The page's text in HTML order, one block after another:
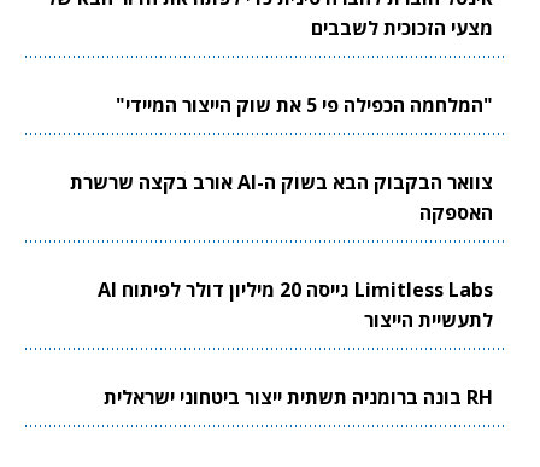
מצעי הזכוכית לשבבים
"המלחמה הכפילה פי 5 את שוק הייצור המיידי"
צוואר הבקבוק הבא בשוק ה-AI אורב בקצה שרשרת
האספקה
Limitless Labs גייסה 20 מיליון דולר לפיתוח AI
לתעשיית הייצור
RH בונה ברומניה תשתית ייצור ביטחוני ישראלית